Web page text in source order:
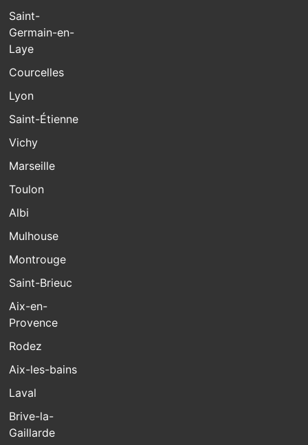
Saint-
Germain-en-
Laye
Courcelles
Lyon
Saint-Étienne
Vichy
Marseille
Toulon
Albi
Mulhouse
Montrouge
Saint-Brieuc
Aix-en-
Provence
Rodez
Aix-les-bains
Laval
Brive-la-
Gaillarde